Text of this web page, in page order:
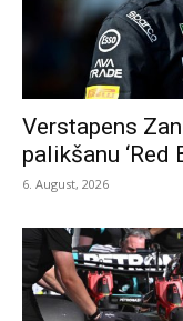
Verstapens
palikšanu ‘Red
6. August, 2026